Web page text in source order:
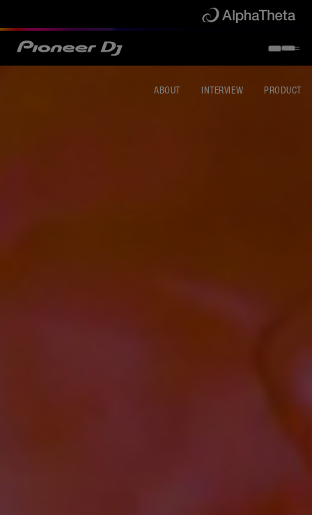
ABOUT INTERVIEW PRODUCT